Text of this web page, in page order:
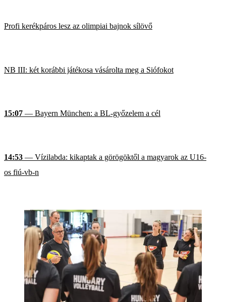
Profi kerékpáros lesz az olimpiai bajnok sílövő
NB III: két korábbi játékosa vásárolta meg a Siófokot
15:07 — Bayern München: a BL-győzelem a cél
14:53 — Vízilabda: kikaptak a görögöktől a magyarok az U16-
os fiú-vb-n